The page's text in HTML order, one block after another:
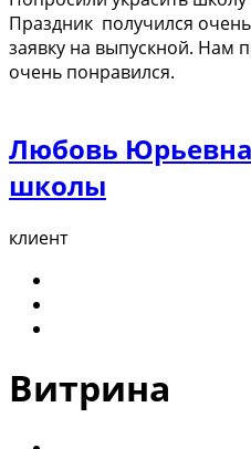
Праздник получился
заявку на выпускной. Нам
очень понравился.
Любовь
школы
клиент
Витрина